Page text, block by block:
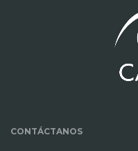
CONTÁCTANOS